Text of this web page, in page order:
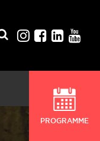
PROGRAMME